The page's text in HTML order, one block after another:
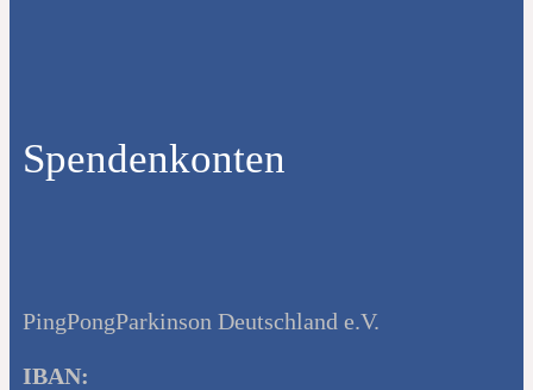
Spendenkonten
PingPongParkinson Deutschland e.V.
IBAN: